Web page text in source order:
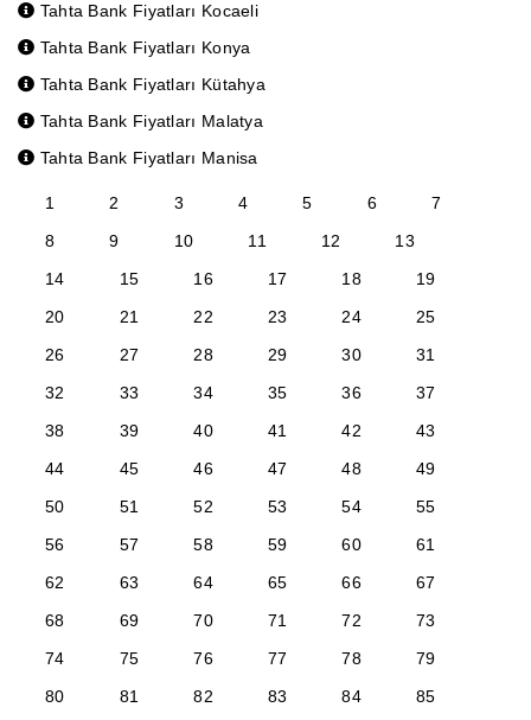
Tahta Bank Fiyatları Kocaeli
Tahta Bank Fiyatları Konya
Tahta Bank Fiyatları Kütahya
Tahta Bank Fiyatları Malatya
Tahta Bank Fiyatları Manisa
1 2 3 4 5 6
7
8
9 10 11 12
13
14
15 16 17 18
19
20
21 22 23 24
25
26
27 28 29 30
31
32
33 34 35 36
37
38
39 40 41 42
43
44
45 46 47 48
49
50
51 52 53 54
55
56
57 58 59 60
61
62
63 64 65 66
67
68
69 70 71 72
73
74
75 76 77 78
79
80
81 82 83 84
85